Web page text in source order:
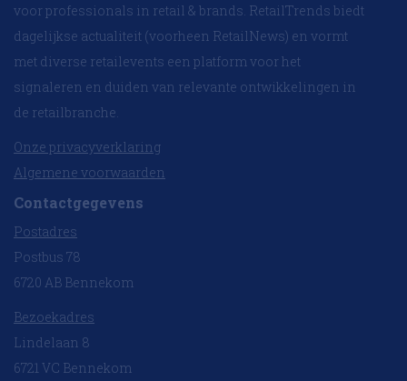
voor professionals in retail & brands. RetailTrends biedt
dagelijkse actualiteit (voorheen RetailNews) en vormt
met diverse retailevents een platform voor het
signaleren en duiden van relevante ontwikkelingen in
de retailbranche.
Onze privacyverklaring
Algemene voorwaarden
Contactgegevens
Postadres
Postbus 78
6720 AB Bennekom
Bezoekadres
Lindelaan 8
6721 VC Bennekom